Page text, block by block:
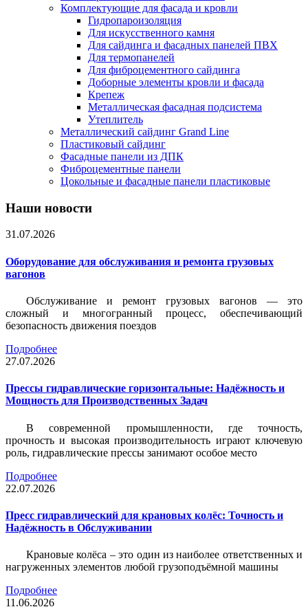
Комплектующие для фасада и кровли
Гидропароизоляция
Для искусственного камня
Для сайдинга и фасадных панелей ПВХ
Для термопанелей
Для фиброцементного сайдинга
Доборные элементы кровли и фасада
Крепеж
Металлическая фасадная подсистема
Утеплитель
Металлический сайдинг Grand Line
Пластиковый сайдинг
Фасадные панели из ДПК
Фиброцементные панели
Цокольные и фасадные панели пластиковые
Наши новости
31.07.2026
Оборудование для обслуживания и ремонта грузовых
вагонов
Обслуживание и ремонт грузовых вагонов — это
сложный и многогранный процесс, обеспечивающий
безопасность движения поездов
Подробнее
27.07.2026
Прессы гидравлические горизонтальные: Надёжность и
Мощность для Производственных Задач
В современной промышленности, где точность,
прочность и высокая производительность играют ключевую
роль, гидравлические прессы занимают особое место
Подробнее
22.07.2026
Пресс гидравлический для крановых колёс: Точность и
Надёжность в Обслуживании
Крановые колёса – это один из наиболее ответственных и
нагруженных элементов любой грузоподъёмной машины
Подробнее
11.06.2026